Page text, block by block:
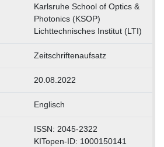
Karlsruhe School of Optics &
Photonics (KSOP)
Lichttechnisches Institut (LTI)
Zeitschriftenaufsatz
20.08.2022
Englisch
ISSN: 2045-2322
KITopen-ID: 1000150141